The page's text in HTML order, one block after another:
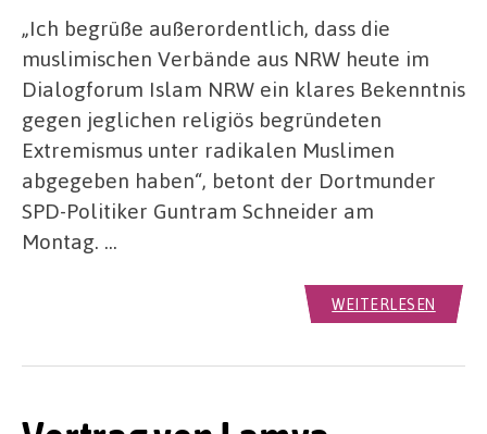
„Ich begrüße außerordentlich, dass die
muslimischen Verbände aus NRW heute im
Dialogforum Islam NRW ein klares Bekenntnis
gegen jeglichen religiös begründeten
Extremismus unter radikalen Muslimen
abgegeben haben“, betont der Dortmunder
SPD-Politiker Guntram Schneider am
Montag. …
WEITERLESEN